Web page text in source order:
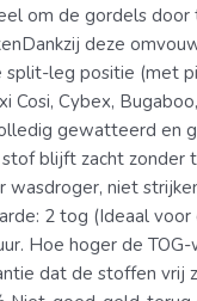
om de gordels
deze
split-leg positie (met
Cosi, Cybex,
gewatteerd en
blijft zacht
wasdroger, niet
2 tog (Ideaal
Hoe hoger de
dat de stoffen vrij